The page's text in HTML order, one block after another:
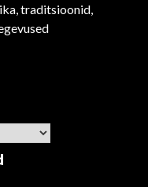
traditsioonid,